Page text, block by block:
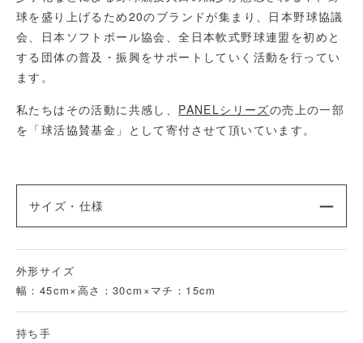
球を盛り上げるため20のブランドが集まり、日本野球協議
会、日本ソフトボール協会、全日本軟式野球連盟を初めと
する団体の普及・振興をサポートしていく活動を行ってい
ます。
私たちはその活動に共感し、 PANELシリーズの売上の一部
を「球活協賛基金」として寄付させて頂いています。
サイズ・仕様
外形サイズ
幅：45cm×高さ：30cm×マチ：15cm
持ち手